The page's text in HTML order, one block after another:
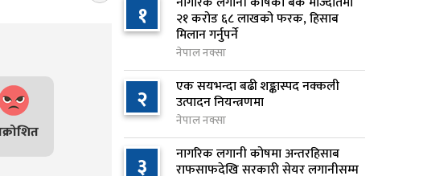
७ घण्टा अघि
६
आज बस्ने भनिएको राष्ट्रिय सभाको
बैठक बुधबारका लागि सर्‍यो
७ घण्टा अघि
७
वीरगञ्जमा ट्यांकरको सिल खोलेर तेल
निकाल्ने सात जना रंगेहात पक्राउ
१ २१ करोड ६८ लाखको फरक, हिसाब
मिलान गर्नुपर्ने
नेपाल नक्सा
२ एक सयभन्दा बढी शङ्कास्पद नक्कली
उत्पादन नियन्त्रणमा
नेपाल नक्सा
३ नागरिक लगानी कोषमा अन्तरहिसाब
राफसाफदेखि सरकारी सेयर लगानीसम्म